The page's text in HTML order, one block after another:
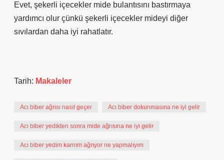
Evet, şekerli içecekler mide bulantısını bastırmaya
yardımcı olur çünkü şekerli içecekler mideyi diğer
sıvılardan daha iyi rahatlatır.
Tarih: Makaleler
Acı biber ağrısı nasıl geçer Acı biber dokunmasına ne iyi gelir
Acı biber yedikten sonra mide ağrısına ne iyi gelir
Acı biber yedim karnım ağrıyor ne yapmalıyım